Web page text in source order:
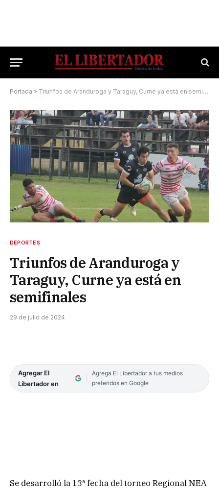
Portada » Triunfos de Aranduroga y Taraguy, Curne ya está en semifinales
DEPORTES
Triunfos de Aranduroga y
Taraguy, Curne ya está en
semifinales
29 de julio de 2024
Agregar El
Libertador en
Agrega El Libertador a tus medios
preferidos en Google
Se desarrolló la 13ª fecha del torneo Regional NEA